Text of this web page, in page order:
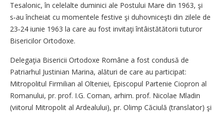
Tesalonic, în celelalte duminici ale Postului Mare din 1963, şi
s‑au încheiat cu momentele festive şi duhovniceşti din zilele de
23‑24 iunie 1963 la care au fost invitaţi întâistătătorii tuturor
Bisericilor Ortodoxe.
Delegaţia Bisericii Ortodoxe Române a fost condusă de
Patriarhul Justinian Marina, alături de care au participat:
Mitropolitul Firmilian al Olteniei, Episcopul Partenie Ciopron al
Romanului, pr. prof. I.G. Coman, arhim. prof. Nicolae Mladin
(viitorul Mitropolit al Ardealului), pr. Olimp Căciulă (translator) şi